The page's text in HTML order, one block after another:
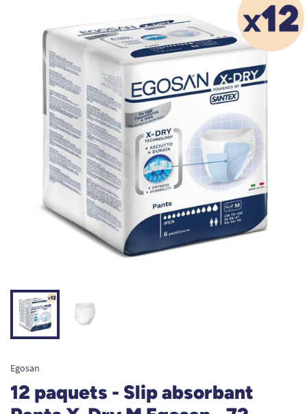
Egosan
12 paquets - Slip absorbant